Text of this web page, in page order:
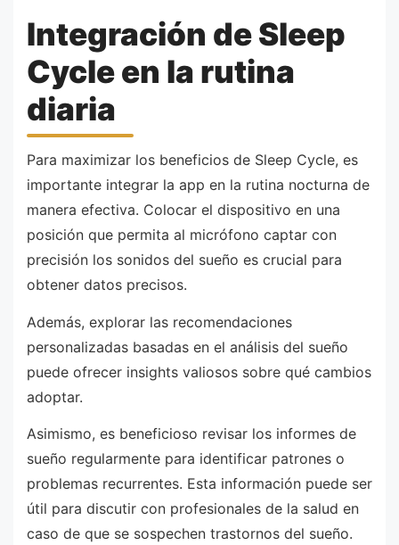
Integración de Sleep
Cycle en la rutina
diaria
Para maximizar los beneficios de Sleep Cycle, es
importante integrar la app en la rutina nocturna de
manera efectiva. Colocar el dispositivo en una
posición que permita al micrófono captar con
precisión los sonidos del sueño es crucial para
obtener datos precisos.
Además, explorar las recomendaciones
personalizadas basadas en el análisis del sueño
puede ofrecer insights valiosos sobre qué cambios
adoptar.
Asimismo, es beneficioso revisar los informes de
sueño regularmente para identificar patrones o
problemas recurrentes. Esta información puede ser
útil para discutir con profesionales de la salud en
caso de que se sospechen trastornos del sueño.